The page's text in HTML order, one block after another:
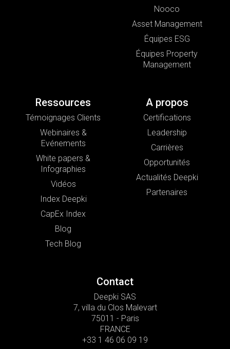
Nooco
Asset Management
Équipes ESG
Équipes Property
Management
Ressources
Témoignages Clients
Webinaires &
Evénements
White papers &
Infographies
Vidéos
Index Deepki
CapEx Index
Blog
Tech Blog
A propos
Certifications
Leadership
Carrières
Opportunités
Actualités Deepki
Partenaires
Contact
Deepki SAS
7, villa du Clos Malevart
75011 - Paris
FRANCE
+33 1 46 06 09 19